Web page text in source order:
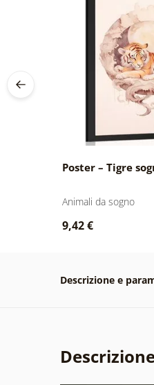
Poster – Tigre
Animali da sogno
9,42 €
Descrizione e